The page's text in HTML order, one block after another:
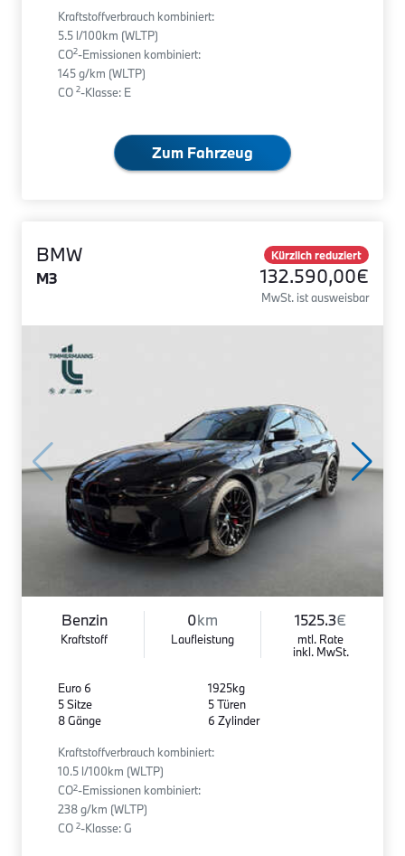
Kraftstoffverbrauch kombiniert:
5.5 l/100km (WLTP)
CO2-Emissionen kombiniert:
145 g/km (WLTP)
CO 2-Klasse: E
Zum Fahrzeug
BMW
M3
Kürzlich reduziert
132.590,00€
MwSt. ist ausweisbar
Benzin
Kraftstoff
0km
Laufleistung
1525.3€
mtl. Rate
inkl. MwSt.
Euro 6
5 Sitze
8 Gänge
1925kg
5 Türen
6 Zylinder
Kraftstoffverbrauch kombiniert:
10.5 l/100km (WLTP)
CO2-Emissionen kombiniert:
238 g/km (WLTP)
CO 2-Klasse: G